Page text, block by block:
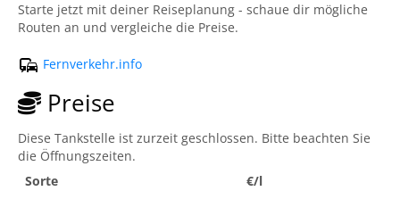
Starte jetzt mit deiner Reiseplanung - schaue dir mögliche
Routen an und vergleiche die Preise.
Fernverkehr.info
Preise
Diese Tankstelle ist zurzeit geschlossen. Bitte beachten Sie
die Öffnungszeiten.
Sorte
€/l